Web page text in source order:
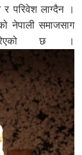
परिवेश लाग्दैन ।
नेपाली समाजसाग
छ ।